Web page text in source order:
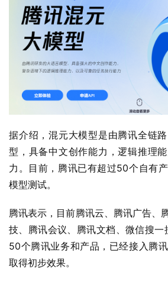
据介绍，混元大模型是由腾讯全链
型，具备中文创作能力，逻辑推理
力。目前，腾讯已有超过50个自有
模型测试。
腾讯表示，目前腾讯云、腾讯广告、
技、腾讯会议、腾讯文档、微信搜一
50个腾讯业务和产品，已经接入腾
取得初步效果。